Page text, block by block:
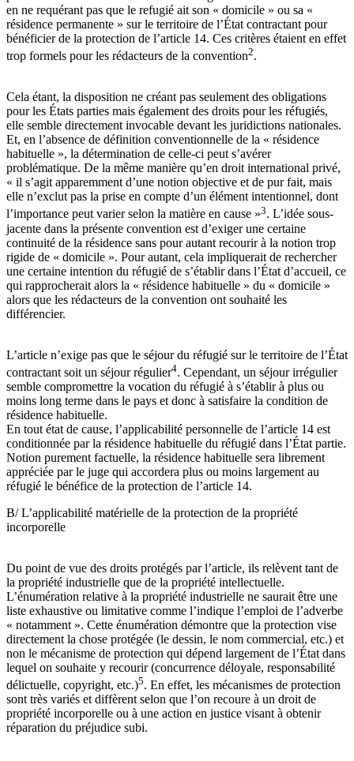
en ne requérant pas que le refugié ait son « domicile » ou sa «
résidence permanente » sur le territoire de l’État contractant pour
bénéficier de la protection de l’article 14. Ces critères étaient en effet
trop formels pour les rédacteurs de la convention2.
Cela étant, la disposition ne créant pas seulement des obligations
pour les États parties mais également des droits pour les réfugiés,
elle semble directement invocable devant les juridictions nationales.
Et, en l’absence de définition conventionnelle de la « résidence
habituelle », la détermination de celle-ci peut s’avérer
problématique. De la même manière qu’en droit international privé,
« il s’agit apparemment d’une notion objective et de pur fait, mais
elle n’exclut pas la prise en compte d’un élément intentionnel, dont
l’importance peut varier selon la matière en cause »3. L’idée sous-
jacente dans la présente convention est d’exiger une certaine
continuité de la résidence sans pour autant recourir à la notion trop
rigide de « domicile ». Pour autant, cela impliquerait de rechercher
une certaine intention du réfugié de s’établir dans l’État d’accueil, ce
qui rapprocherait alors la « résidence habituelle » du « domicile »
alors que les rédacteurs de la convention ont souhaité les
différencier.
L’article n’exige pas que le séjour du réfugié sur le territoire de l’État
contractant soit un séjour régulier4. Cependant, un séjour irrégulier
semble compromettre la vocation du réfugié à s’établir à plus ou
moins long terme dans le pays et donc à satisfaire la condition de
résidence habituelle.
En tout état de cause, l’applicabilité personnelle de l’article 14 est
conditionnée par la résidence habituelle du réfugié dans l’État partie.
Notion purement factuelle, la résidence habituelle sera librement
appréciée par le juge qui accordera plus ou moins largement au
réfugié le bénéfice de la protection de l’article 14.
B/ L’applicabilité matérielle de la protection de la propriété
incorporelle
Du point de vue des droits protégés par l’article, ils relèvent tant de
la propriété industrielle que de la propriété intellectuelle.
L’énumération relative à la propriété industrielle ne saurait être une
liste exhaustive ou limitative comme l’indique l’emploi de l’adverbe
« notamment ». Cette énumération démontre que la protection vise
directement la chose protégée (le dessin, le nom commercial, etc.) et
non le mécanisme de protection qui dépend largement de l’État dans
lequel on souhaite y recourir (concurrence déloyale, responsabilité
délictuelle, copyright, etc.)5. En effet, les mécanismes de protection
sont très variés et diffèrent selon que l’on recoure à un droit de
propriété incorporelle ou à une action en justice visant à obtenir
réparation du préjudice subi.